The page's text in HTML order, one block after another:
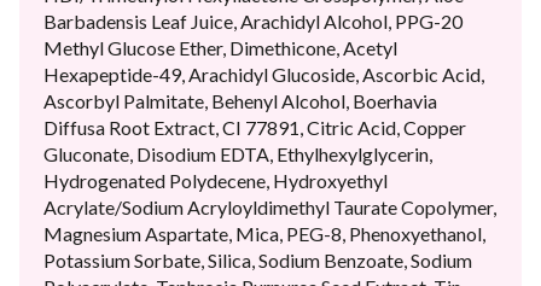
Barbadensis Leaf Juice, Arachidyl Alcohol, PPG-20
Methyl Glucose Ether, Dimethicone, Acetyl
Hexapeptide-49, Arachidyl Glucoside, Ascorbic Acid,
Ascorbyl Palmitate, Behenyl Alcohol, Boerhavia
Diffusa Root Extract, CI 77891, Citric Acid, Copper
Gluconate, Disodium EDTA, Ethylhexylglycerin,
Hydrogenated Polydecene, Hydroxyethyl
Acrylate/Sodium Acryloyldimethyl Taurate Copolymer,
Magnesium Aspartate, Mica, PEG-8, Phenoxyethanol,
Potassium Sorbate, Silica, Sodium Benzoate, Sodium